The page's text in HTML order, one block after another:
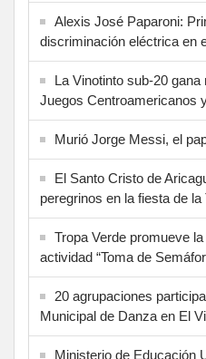
Alexis José Paparoni:
discriminación eléctrica en
La Vinotinto sub-20
Juegos Centroamericanos
Murió Jorge Messi, el
El Santo Cristo de
peregrinos en la fiesta de
Tropa Verde promueve
actividad “Toma de
20 agrupaciones
Municipal de Danza en El
Ministerio de Educación